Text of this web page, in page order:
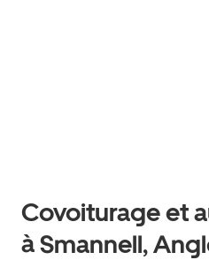
Covoiturage et
à Smannell,